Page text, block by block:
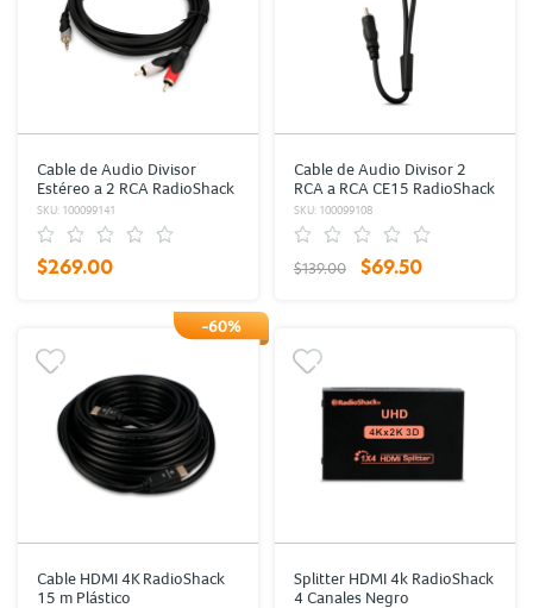
Cable de Audio Divisor
Estéreo a 2 RCA RadioShack
3.6 m Plástico
SKU: 100099141
$269.00
Cable de Audio Divisor 2
RCA a RCA CE15 RadioShack
22 cm Plástico
SKU: 100099108
$139.00 $69.50
-60%
Cable HDMI 4K RadioShack
15 m Plástico
Splitter HDMI 4k RadioShack
4 Canales Negro